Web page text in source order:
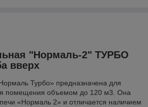
"Нормаль-2" ТУРБО
вверх
Турбо» предназначена для
помещения объемом до 120 м3. Она
«Нормаль 2» и отличается наличием